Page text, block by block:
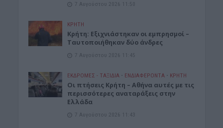
7 Αυγούστου 2026 11:50
ΚΡΗΤΗ
Κρήτη: Εξιχνιάστηκαν οι εμπρησμοί –
Ταυτοποιήθηκαν δύο άνδρες
7 Αυγούστου 2026 11:45
ΕΚΔΡΟΜΈΣ - ΤΑΞΊΔΙΑ • ΕΝΔΙΑΦΕΡΟΝΤΑ • ΚΡΗΤΗ
Οι πτήσεις Κρήτη – Αθήνα αυτές με τις
περισσότερες αναταράξεις στην
Ελλάδα
7 Αυγούστου 2026 11:43